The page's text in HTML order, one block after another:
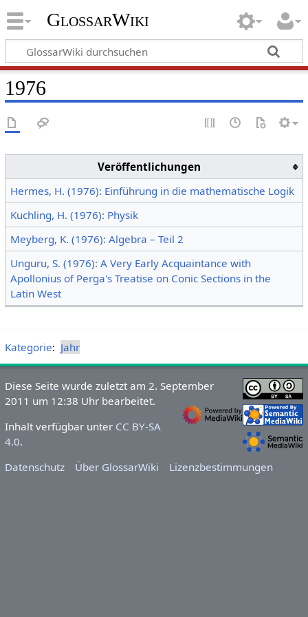
GlossarWiki
1976
Veröffentlichungen
Hermes, H. (1976): Einführung in die mathematische Logik
Kuchling, H. (1976): Physik
Meyberg, K. (1976): Algebra – Teil 2
Unguru, S. (1976): A Very Early Acquaintance with
Apollonius of Perga's Treatise on Conic Sections in the
Latin West
Kategorie: Jahr
Diese Seite wurde zuletzt am 2. September
2011 um 12:38 Uhr bearbeitet.
Inhalt verfügbar unter CC BY-SA
4.0.
Datenschutz
Über GlossarWiki Lizenzbestimmungen